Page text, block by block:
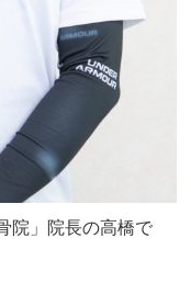
院」院長の高橋で